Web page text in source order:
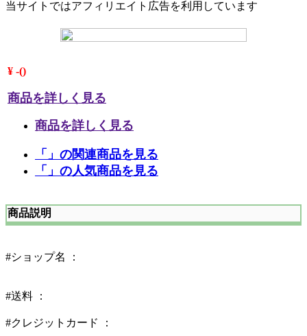
当サイトではアフィリエイト広告を利用しています
¥ -()
商品を詳しく見る
商品を詳しく見る
「」の関連商品を見る
「」の人気商品を見る
商品説明
#ショップ名 ：
#送料 ：
#クレジットカード ：